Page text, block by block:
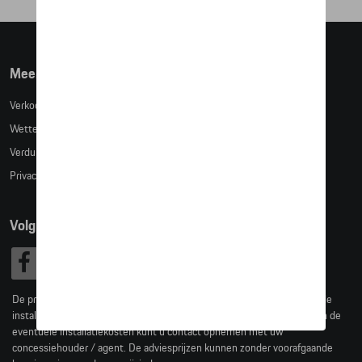
Meer info
Verkoopsvoorwaarden
Wettelijke bepalingen
Verduidelijking kledingmaten
Privacybeleid
Volg Ons
De prijzen op deze site zijn adviesprijzen (incl. btw), exclusief eventuele
installatiekosten. Voor meer informatie over de actuele verkoopprijs en de
eventuele installatiekosten kunt u contact opnemen met uw
concessiehouder / agent. De adviesprijzen kunnen zonder voorafgaande